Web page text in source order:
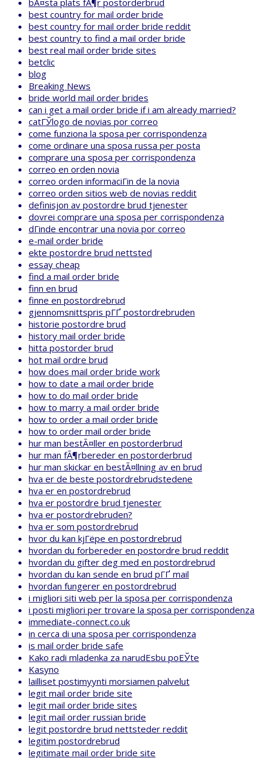
best country for mail order bride
best country for mail order bride reddit
best country to find a mail order bride
best real mail order bride sites
betclic
blog
Breaking News
bride world mail order brides
can i get a mail order bride if i am already married?
catГЎlogo de novias por correo
come funziona la sposa per corrispondenza
come ordinare una sposa russa per posta
comprare una sposa per corrispondenza
correo en orden novia
correo orden informaciГіn de la novia
correo orden sitios web de novias reddit
definisjon av postordre brud tjenester
dovrei comprare una sposa per corrispondenza
dГіnde encontrar una novia por correo
e-mail order bride
ekte postordre brud nettsted
essay cheap
find a mail order bride
finn en brud
finne en postordrebrud
gjennomsnittspris pГҐ postordrebruden
historie postordre brud
history mail order bride
hitta postorder brud
hot mail ordre brud
how does mail order bride work
how to date a mail order bride
how to do mail order bride
how to marry a mail order bride
how to order a mail order bride
how to order mail order bride
hur man bestÃ¤ller en postorderbrud
hur man fÃ¶rbereder en postorderbrud
hur man skickar en bestÃ¤llning av en brud
hva er de beste postordrebrudstedene
hva er en postordrebrud
hva er postordre brud tjenester
hva er postordrebruden?
hva er som postordrebrud
hvor du kan kjГёpe en postordrebrud
hvordan du forbereder en postordre brud reddit
hvordan du gifter deg med en postordrebrud
hvordan du kan sende en brud pГҐ mail
hvordan fungerer en postordrebrud
i migliori siti web per la sposa per corrispondenza
i posti migliori per trovare la sposa per corrispondenza
immediate-connect.co.uk
in cerca di una sposa per corrispondenza
is mail order bride safe
Kako radi mladenka za narudЕѕbu poЕЎte
Kasyno
lailliset postimyynti morsiamen palvelut
legit mail order bride site
legit mail order bride sites
legit mail order russian bride
legit postordre brud nettsteder reddit
legitim postordrebrud
legitimate mail order bride site